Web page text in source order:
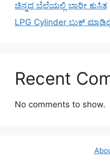
ಚಿನ್ನದ ಬೆಲೆಯಲ್ಲಿ ಭಾರೀ ಕುಸಿತ
LPG Cylinder ಬುಕ್
Recent
No comments to show.